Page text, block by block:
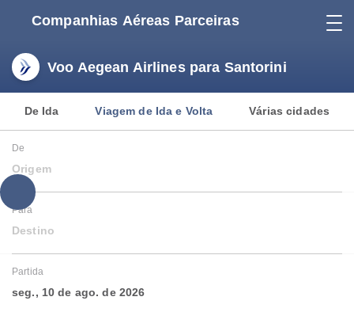
Companhias Aéreas Parceiras
Voo Aegean Airlines para Santorini
De Ida Viagem de Ida e Volta Várias cidades
De
Origem
Para
Destino
Partida
seg., 10 de ago. de 2026